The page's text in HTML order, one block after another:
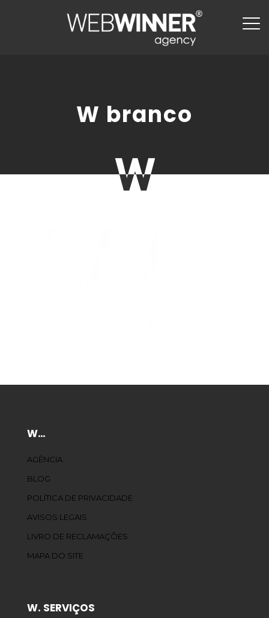
W branco
W…
AGÊNCIA
BLOG
POLÍTICA DE PRIVACIDADE
AVISOS LEGAIS
LIVRO DE RECLAMAÇÕES
MAPA DO SITE
W. SERVIÇOS